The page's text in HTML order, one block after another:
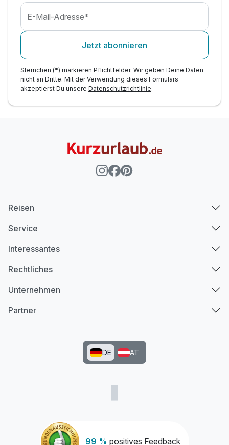
E-Mail-Adresse*
Jetzt abonnieren
Sternchen (*) markieren Pflichtfelder. Wir geben Deine Daten
nicht an Dritte. Mit der Verwendung dieses Formulars
akzeptierst Du unsere Datenschutzrichtlinie.
99 % positives Feedback
Reisen
Service
Interessantes
Rechtliches
Unternehmen
Partner
DE AT